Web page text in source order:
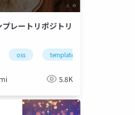
レートリポジトリ
oss template
5.8K